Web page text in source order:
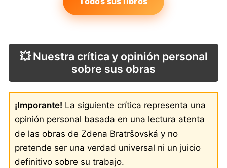
💥 Nuestra crítica y opinión personal
sobre sus obras
¡Imporante! La siguiente crítica representa una
opinión personal basada en una lectura atenta
de las obras de Zdena Bratršovská y no
pretende ser una verdad universal ni un juicio
definitivo sobre su trabajo.